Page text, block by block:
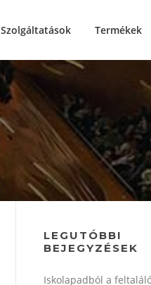
Szolgáltatások Termékek
LEGUTÓBBI
BEJEGYZÉSEK
Iskolapadból a